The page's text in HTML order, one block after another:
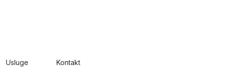
Usluge Kontakt